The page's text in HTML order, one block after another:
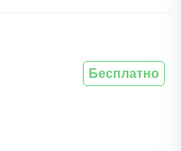
Бесплатно